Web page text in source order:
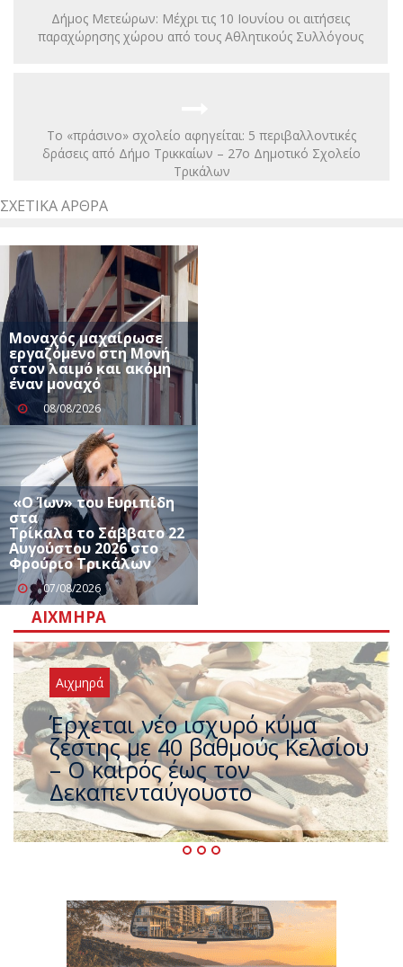
Δήμος Μετεώρων: Μέχρι τις 10 Ιουνίου οι αιτήσεις
παραχώρησης χώρου από τους Αθλητικούς Συλλόγους
Το «πράσινο» σχολείο αφηγείται: 5 περιβαλλοντικές
δράσεις από Δήμο Τρικκαίων – 27ο Δημοτικό Σχολείο
Τρικάλων
ΣΧΕΤΙΚΆ ΆΡΘΡΑ
Μοναχός μαχαίρωσε
εργαζόμενο στη Μονή
στον λαιμό και ακόμη
έναν μοναχό
08/08/2026
«Ο Ίων» του Ευριπίδη
στα
Τρίκαλα το Σάββατο 22
Αυγούστου 2026 στο
Φρούριο Τρικάλων
07/08/2026
ΑΙΧΜΗΡΆ
Αιχμηρά
Άφαντος ο Τσίπρας… την ώρα
που η χώρα καίγεται